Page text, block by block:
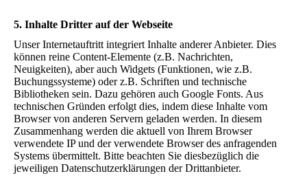
5. Inhalte Dritter auf der Webseite
Unser Internetauftritt integriert Inhalte anderer Anbieter. Dies
können reine Content-Elemente (z.B. Nachrichten,
Neuigkeiten), aber auch Widgets (Funktionen, wie z.B.
Buchungssysteme) oder z.B. Schriften und technische
Bibliotheken sein. Dazu gehören auch Google Fonts. Aus
technischen Gründen erfolgt dies, indem diese Inhalte vom
Browser von anderen Servern geladen werden. In diesem
Zusammenhang werden die aktuell von Ihrem Browser
verwendete IP und der verwendete Browser des anfragenden
Systems übermittelt. Bitte beachten Sie diesbezüglich die
jeweiligen Datenschutzerklärungen der Drittanbieter.